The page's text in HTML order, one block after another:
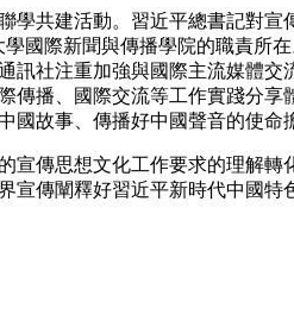
建活動。習近平總書記對宣
國際新聞與傳播學院的職責所
社注重加強與國際主流媒體
播、國際交流等工作實踐分
故事、傳播好中國聲音的使命
思想文化工作要求的理解轉
傳闡釋好習近平新時代中國特